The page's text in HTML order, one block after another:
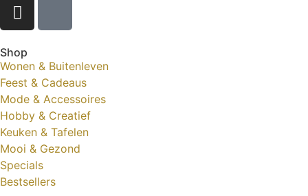
Shop
Wonen & Buitenleven
Feest & Cadeaus
Mode & Accessoires
Hobby & Creatief
Keuken & Tafelen
Mooi & Gezond
Specials
Bestsellers